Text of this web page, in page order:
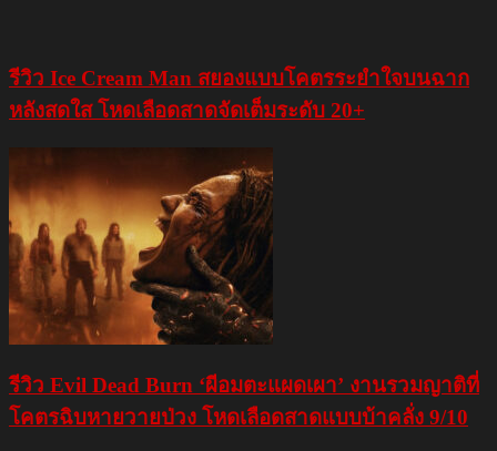
รีวิว Ice Cream Man สยองแบบโคตรระยำใจบนฉาก
หลังสดใส โหดเลือดสาดจัดเต็มระดับ 20+
รีวิว Evil Dead Burn ‘ผีอมตะแผดเผา’ งานรวมญาติที่
โคตรฉิบหายวายป่วง โหดเลือดสาดแบบบ้าคลั่ง 9/10